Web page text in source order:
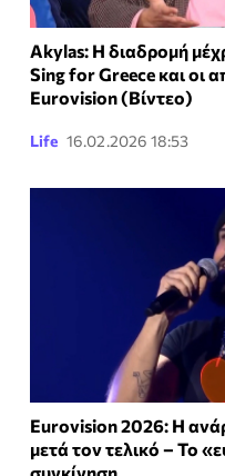
Akylas: Η διαδρομή
Sing for Greece και οι
Eurovision (Βίντεο)
Life 16.02.2026 18:53
Eurovision 2026: Η
μετά τον τελικό – Το